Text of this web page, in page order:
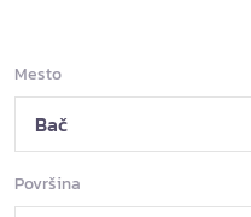
Mesto
Površina